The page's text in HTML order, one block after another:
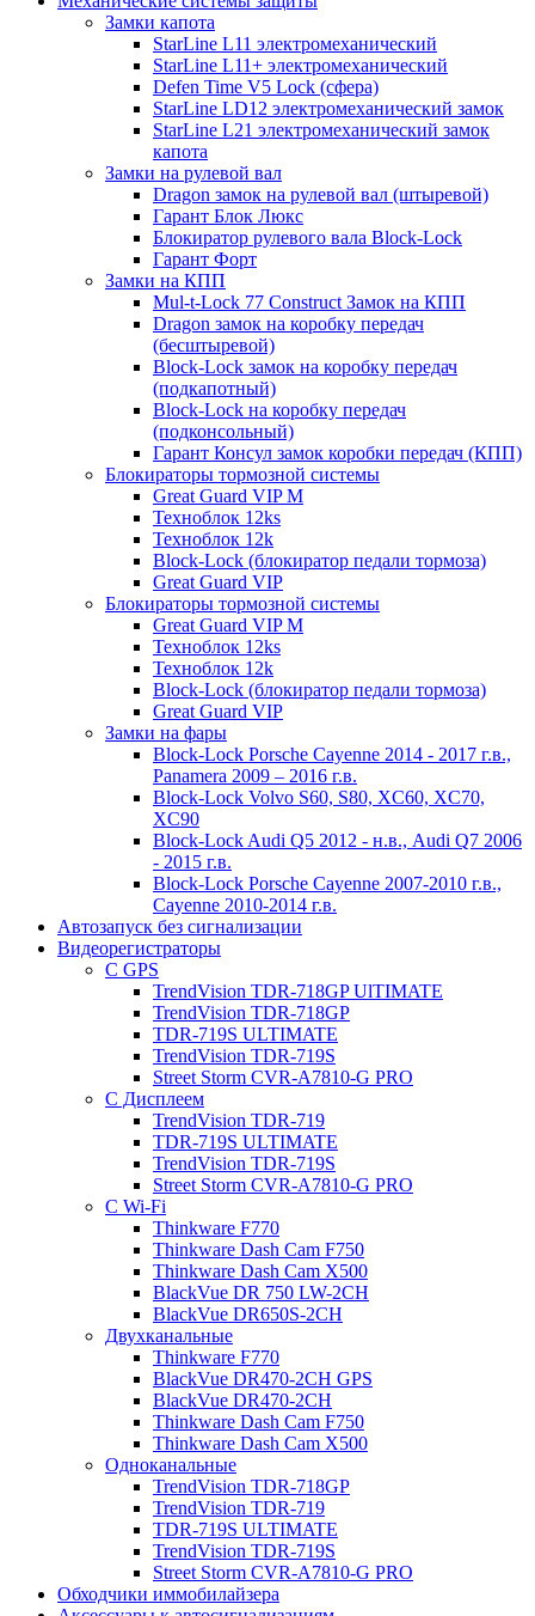
Замки капота
StarLine L11 электромеханический
StarLine L11+ электромеханический
Defen Time V5 Lock (сфера)
StarLine LD12 электромеханический замок
StarLine L21 электромеханический замок
капота
Замки на рулевой вал
Dragon замок на рулевой вал (штыревой)
Гарант Блок Люкс
Блокиратор рулевого вала Block-Lock
Гарант Форт
Замки на КПП
Mul-t-Lock 77 Construct Замок на КПП
Dragon замок на коробку передач
(бесштыревой)
Block-Lock замок на коробку передач
(подкапотный)
Block-Lock на коробку передач
(подконсольный)
Гарант Консул замок коробки передач (КПП)
Блокираторы тормозной системы
Great Guard VIP M
Техноблок 12ks
Техноблок 12k
Block-Lock (блокиратор педали тормоза)
Great Guard VIP
Блокираторы тормозной системы
Great Guard VIP M
Техноблок 12ks
Техноблок 12k
Block-Lock (блокиратор педали тормоза)
Great Guard VIP
Замки на фары
Block-Lock Porsche Cayenne 2014 - 2017 г.в.,
Panamera 2009 – 2016 г.в.
Block-Lock Volvo S60, S80, XC60, XC70,
XC90
Block-Lock Audi Q5 2012 - н.в., Audi Q7 2006
- 2015 г.в.
Block-Lock Porsche Cayenne 2007-2010 г.в.,
Cayenne 2010-2014 г.в.
Автозапуск без сигнализации
Видеорегистраторы
С GPS
TrendVision TDR-718GP UlTIMATE
TrendVision TDR-718GP
TDR-719S ULTIMATE
TrendVision TDR-719S
Street Storm CVR-A7810-G PRO
С Дисплеем
TrendVision TDR-719
TDR-719S ULTIMATE
TrendVision TDR-719S
Street Storm CVR-A7810-G PRO
С Wi-Fi
Thinkware F770
Thinkware Dash Cam F750
Thinkware Dash Cam X500
BlackVue DR 750 LW-2CH
BlackVue DR650S-2CH
Двухканальные
Thinkware F770
BlackVue DR470-2CH GPS
BlackVue DR470-2CH
Thinkware Dash Cam F750
Thinkware Dash Cam X500
Одноканальные
TrendVision TDR-718GP
TrendVision TDR-719
TDR-719S ULTIMATE
TrendVision TDR-719S
Street Storm CVR-A7810-G PRO
Обходчики иммобилайзера